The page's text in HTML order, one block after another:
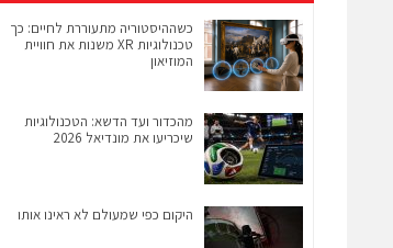
כשההיסטוריה מתעוררת לחיים: כך
טכנולוגיות XR משנות את חוויית
המוזיאון
מהכדור ועד הדשא: הטכנולוגיות
שיכריעו את מונדיאל 2026
היקום כפי שמעולם לא ראינו אותו